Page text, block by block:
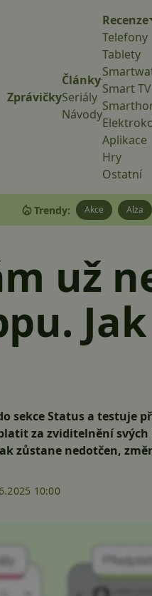
Zprávičky
Články
Seriály
Návody
Recenze
Telefony
Tablety
Smart TV
Aplikace
Hry
Ostatní
Trendy: Akce Alza
už
sekce Status a testuje
za zviditelnění
zůstane nedotčen,
10:00